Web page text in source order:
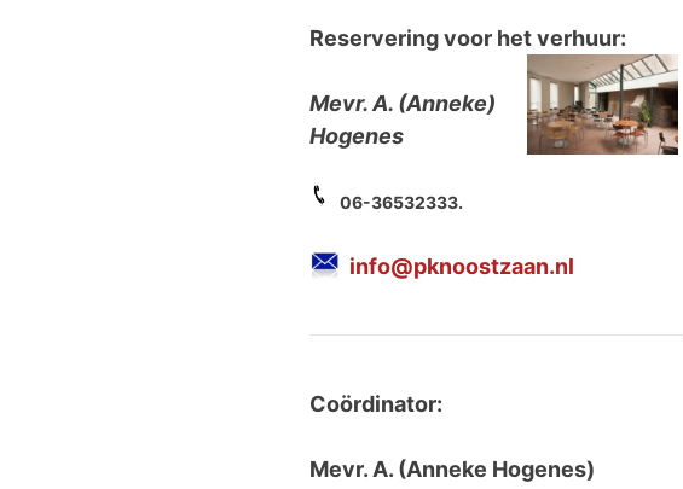
Reservering voor het verhuur:
Mevr. A. (Anneke)
Hogenes
06-36532333.
info@pknoostzaan.nl
Coördinator:
Mevr. A. (Anneke Hogenes)